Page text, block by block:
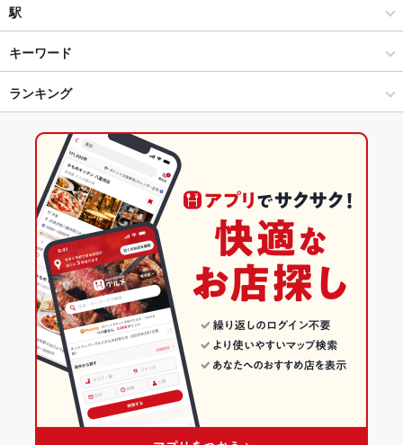
海鮮
名古屋（名古屋駅/西区/中村区） × 居酒屋
名古屋（名古屋駅/西区/中村区） × 海鮮
名古屋駅 × 居酒屋
名古屋駅 × 海鮮
イタリアン・フレンチ
イタリアン
名古屋（名古屋駅/西区/中村区） × イタリアン・フレンチ
名古屋（名古屋駅/西区/中村区） × イタリアン
名古屋駅 × イタリアン・フレンチ
名古屋駅 × イタリアン
名古屋駅
名古屋駅 × 居酒屋
名古屋駅 × 海鮮
名古屋駅 × イタリアン・フレンチ
名古屋駅 × イタリアン
愛知 × 居酒屋
愛知 × 海鮮
愛知 × イタリアン・フレンチ
愛知 × イタリアン
駅
近鉄名古屋駅
名古屋駅
名鉄名古屋駅
キーワード
からあげ
ランキング
愛知のグルメランキング
愛知の居酒屋ランキング
愛知の海鮮ランキング
名古屋（名古屋駅/西区/中村区）のグルメランキング
名古屋（名古屋駅/西区/中村区）の居酒屋ランキング
名古屋（名古屋駅/西区/中村区）の海鮮ランキング
名古屋駅のグルメランキング
名古屋駅の居酒屋ランキング